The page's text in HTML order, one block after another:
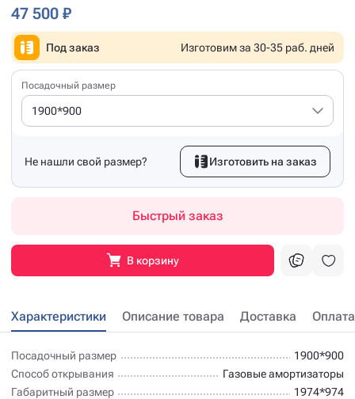
47 500 ₽
Под заказ Изготовим за 30-35 раб. дней
Посадочный размер
1900*900
Не нашли свой размер? Изготовить на заказ
Быстрый заказ
В корзину
Характеристики Описание товара Доставка Оплата
Посадочный размер
1900*900
Способ открывания
Газовые амортизаторы
Габаритный размер
1974*974